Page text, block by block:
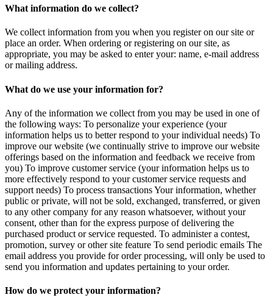
What information do we collect?
We collect information from you when you register on our site or
place an order. When ordering or registering on our site, as
appropriate, you may be asked to enter your: name, e-mail address
or mailing address.
What do we use your information for?
Any of the information we collect from you may be used in one of
the following ways: To personalize your experience (your
information helps us to better respond to your individual needs) To
improve our website (we continually strive to improve our website
offerings based on the information and feedback we receive from
you) To improve customer service (your information helps us to
more effectively respond to your customer service requests and
support needs) To process transactions Your information, whether
public or private, will not be sold, exchanged, transferred, or given
to any other company for any reason whatsoever, without your
consent, other than for the express purpose of delivering the
purchased product or service requested. To administer a contest,
promotion, survey or other site feature To send periodic emails The
email address you provide for order processing, will only be used to
send you information and updates pertaining to your order.
How do we protect your information?